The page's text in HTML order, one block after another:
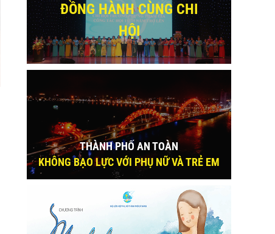
ĐỒNG HÀNH CÙNG CHI
HỘI
THÀNH PHỐ AN TOÀN
KHÔNG BẠO LỰC VỚI PHỤ NỮ VÀ TRẺ EM